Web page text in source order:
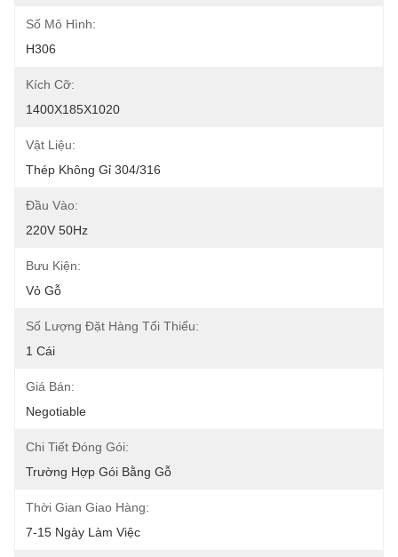
Số Mô Hình:
H306
Kích Cỡ:
1400X185X1020
Vật Liệu:
Thép Không Gỉ 304/316
Đầu Vào:
220V 50Hz
Bưu Kiện:
Vỏ Gỗ
Số Lượng Đặt Hàng Tối Thiểu:
1 Cái
Giá Bán:
Negotiable
Chi Tiết Đóng Gói:
Trường Hợp Gói Bằng Gỗ
Thời Gian Giao Hàng:
7-15 Ngày Làm Việc